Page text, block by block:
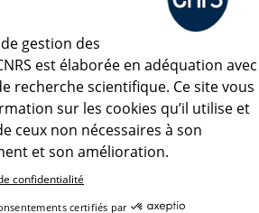
Charte
Données
moment
gestion des
est élaborée en adéquation avec
recherche scientifique. Ce site vous
sur les cookies qu’il utilise et
ceux non nécessaires à son
et son amélioration.
confidentialité
certifiés par